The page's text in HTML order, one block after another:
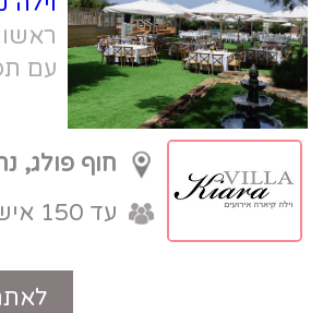
ראשון לים בפולג. אווירה
עם תפריט שף מוקפד.
כשר למהדרין